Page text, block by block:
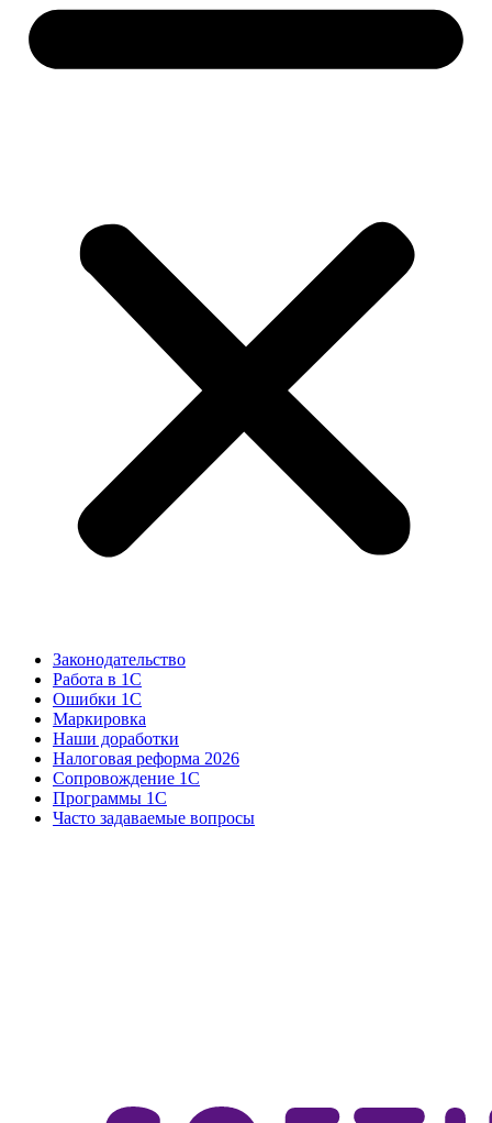
Законодательство
Работа в 1С
Ошибки 1С
Маркировка
Наши доработки
Налоговая реформа 2026
Сопровождение 1С
Программы 1С
Часто задаваемые вопросы